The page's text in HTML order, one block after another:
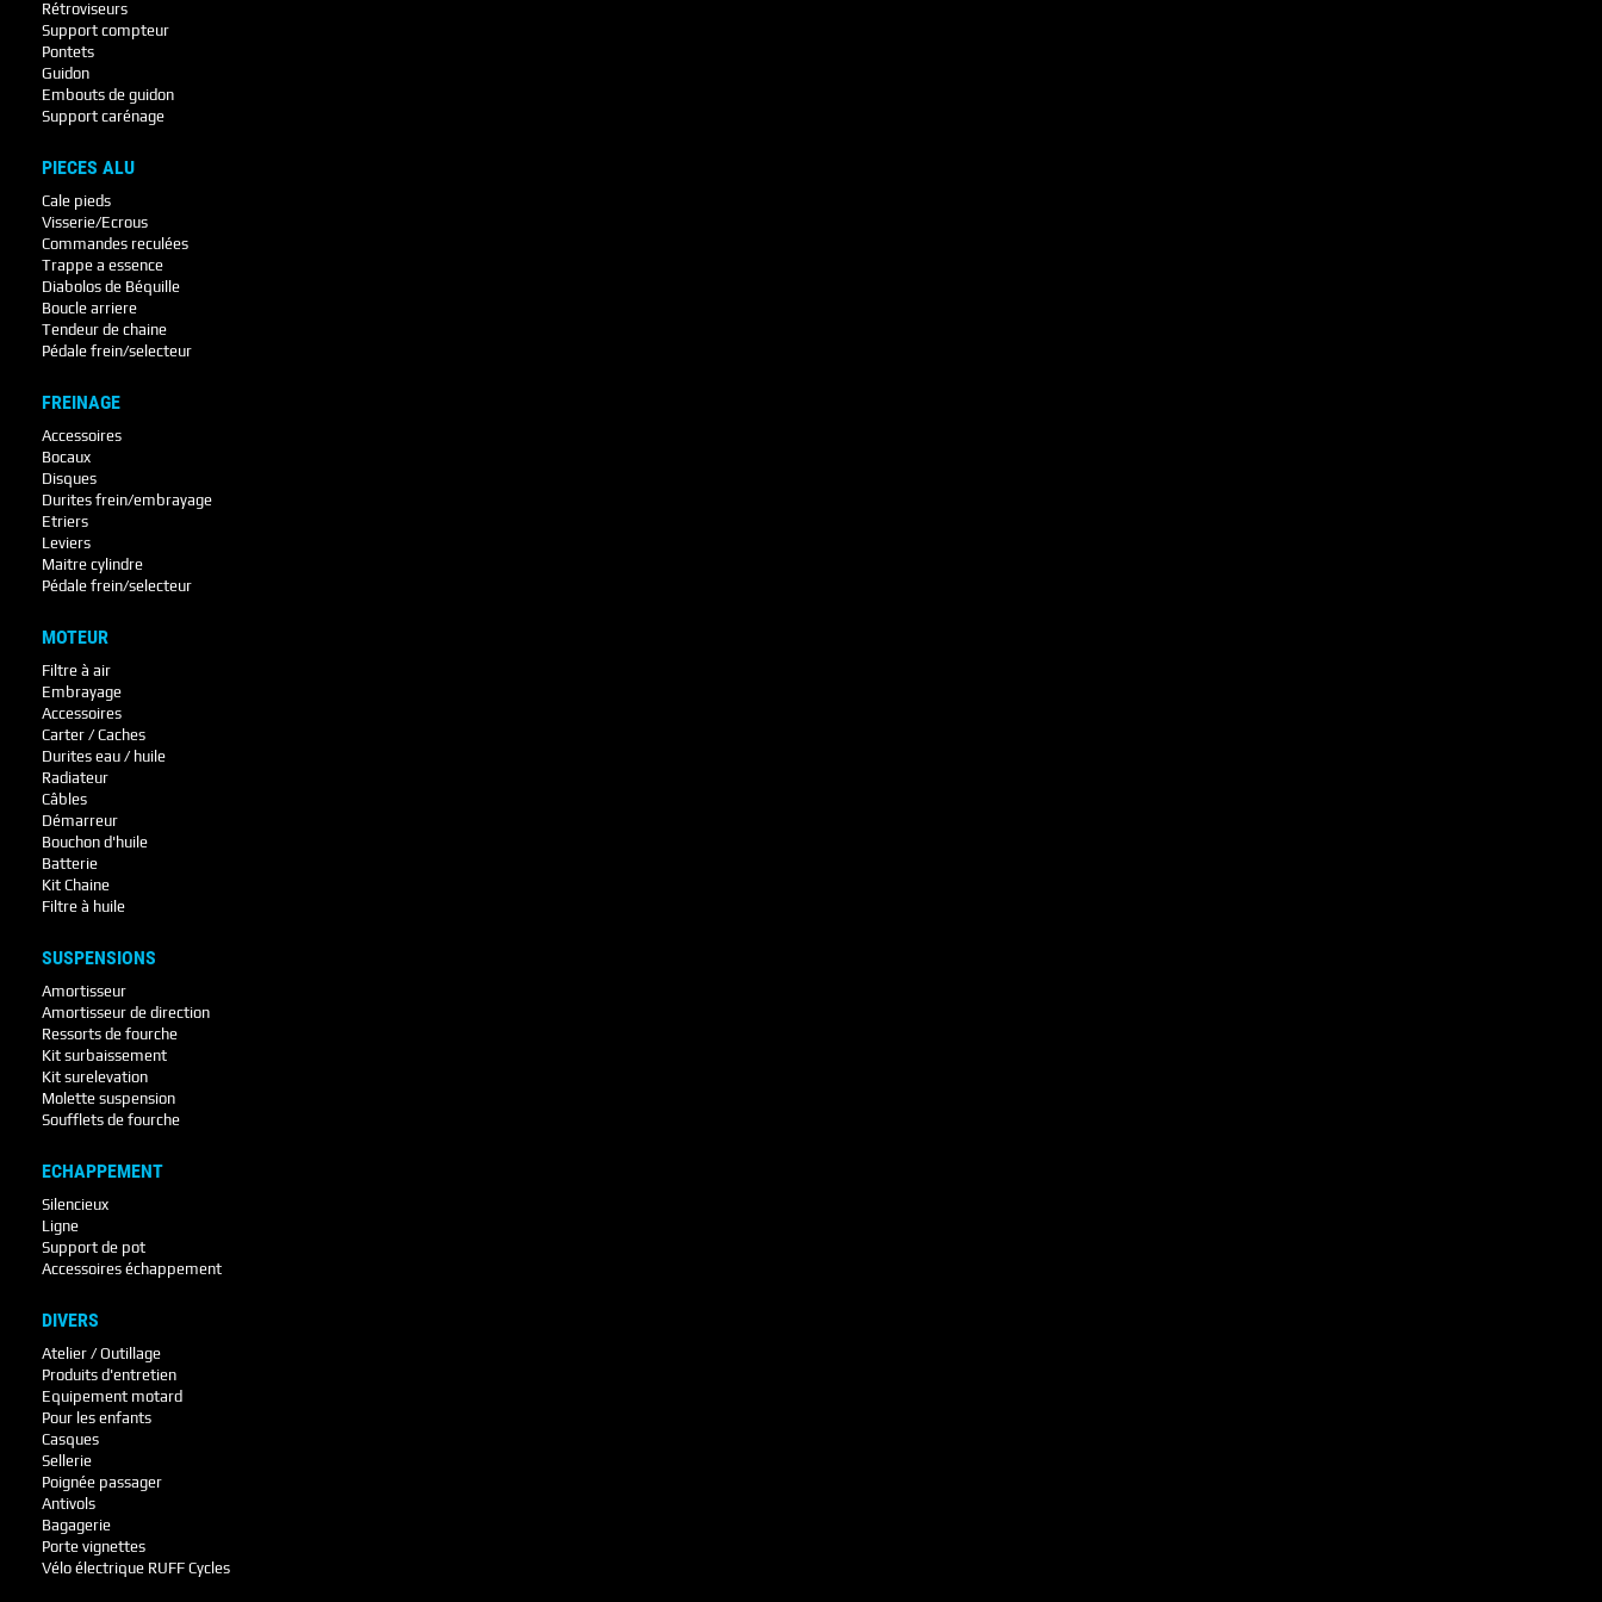
Rétroviseurs
Support compteur
Pontets
Guidon
Embouts de guidon
Support carénage
PIECES ALU
Cale pieds
Visserie/Ecrous
Commandes reculées
Trappe a essence
Diabolos de Béquille
Boucle arriere
Tendeur de chaine
Pédale frein/selecteur
FREINAGE
Accessoires
Bocaux
Disques
Durites frein/embrayage
Etriers
Leviers
Maitre cylindre
Pédale frein/selecteur
MOTEUR
Filtre à air
Embrayage
Accessoires
Carter / Caches
Durites eau / huile
Radiateur
Câbles
Démarreur
Bouchon d'huile
Batterie
Kit Chaine
Filtre à huile
SUSPENSIONS
Amortisseur
Amortisseur de direction
Ressorts de fourche
Kit surbaissement
Kit surelevation
Molette suspension
Soufflets de fourche
ECHAPPEMENT
Silencieux
Ligne
Support de pot
Accessoires échappement
DIVERS
Atelier / Outillage
Produits d'entretien
Equipement motard
Pour les enfants
Casques
Sellerie
Poignée passager
Antivols
Bagagerie
Porte vignettes
Vélo électrique RUFF Cycles